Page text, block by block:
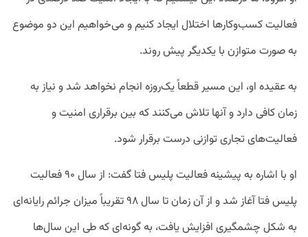
فعالیت کسب‌وکارها اختلال ایجاد کنیم و می‌خواهیم این دو موضوع
به صورت متوازن با یکدیگر پیش روند.
به عقیده او، این مسیر قطعاً یک‌روزه انجام نخواهد شد و نیاز به
زمان کافی دارد و آنها تلاش می‌کنند که بین برقراری امنیت و
فعالیت‌های تجاری توازنی درست برقرار شود.
او با اشاره به پیشینه فعالیت پلیس فتا گفت: از سال ۹۰ فعالیت
پلیس فتا آغاز شد و از آن زمان تا سال ۹۸ تقریباً میزان جرائم رایانه‌ای
به شکل چشمگیری افزایش یافت، به گونه‌ای که طی این سال‌ها